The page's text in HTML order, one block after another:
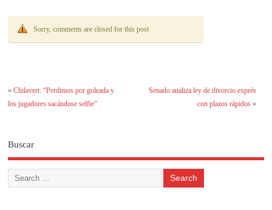
Sorry, comments are closed for this post
«Chilavert: “Perdimos por goleada y
los jugadores sacándose selfie”
Senado analiza ley de divorcio exprés
con plazos rápidos»
Buscar